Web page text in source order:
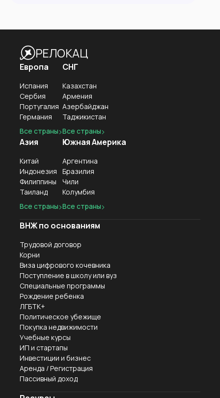
РЕЛОКАЦ
Европа
Испания
Сербия
Португалия
Германия
Все страны
Азия
Китай
Индонезия
Филиппины
Таиланд
Все страны
СНГ
Казахстан
Армения
Азербайджан
Таджикистан
Все страны
Южная Америка
Аргентина
Бразилия
Чили
Колумбия
Все страны
ВНЖ по основаниям
Трудовой договор
Корни
Виза цифрового кочевника
Поступление в школу или вуз
Специальные программы
Рождение ребенка
ЛГБТК+
Политическое убежище
Покупка недвижимости
Учебные курсы
ИП и стартапы
Инвестиции и бизнес
Аренда / Регистрация
Пассивный доход